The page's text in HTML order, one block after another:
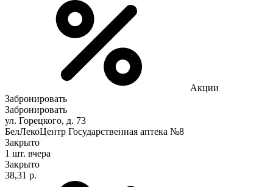
Акции
Забронировать
Забронировать
ул. Горецкого, д. 73
БелЛекоЦентр Государственная аптека №8
Закрыто
1 шт. вчера
Закрыто
38,31 р.